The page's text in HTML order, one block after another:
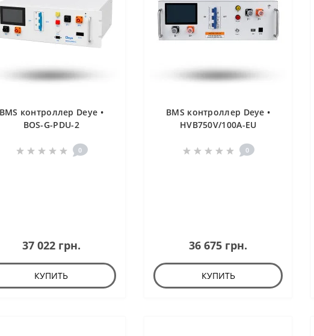
BMS контроллер Deye •
BOS-G-PDU-2
0
37 022 грн.
КУПИТЬ
BMS контроллер Deye •
HVB750V/100A-EU
0
36 675 грн.
КУПИТЬ